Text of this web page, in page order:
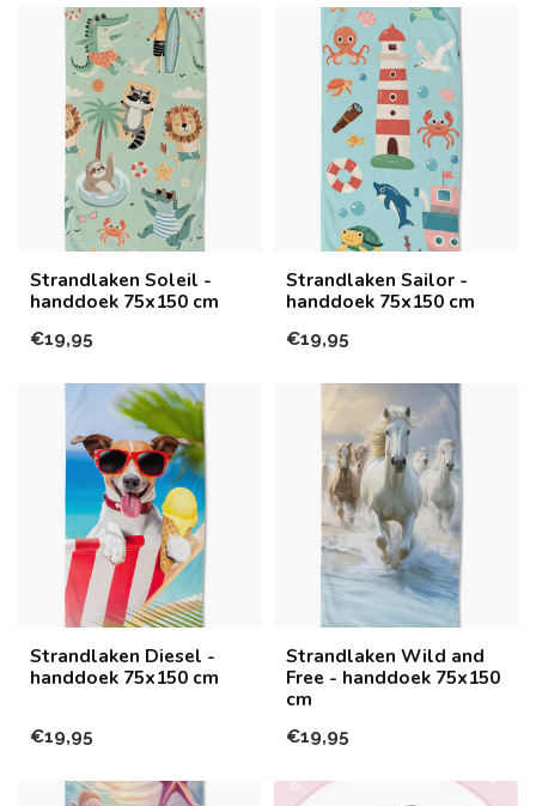
Strandlaken Soleil -
handdoek 75x150 cm
€19,95
Strandlaken Sailor -
handdoek 75x150 cm
€19,95
Strandlaken Diesel -
handdoek 75x150 cm
€19,95
Strandlaken Wild and
Free - handdoek 75x150
cm
€19,95